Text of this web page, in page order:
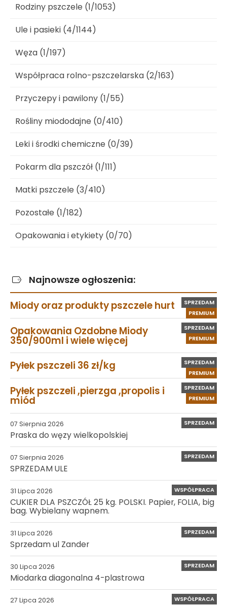
Rodziny pszczele (1/1053)
Ule i pasieki (4/1144)
Węza (1/197)
Współpraca rolno-pszczelarska (2/163)
Przyczepy i pawilony (1/55)
Rośliny miododajne (0/410)
Leki i środki chemiczne (0/39)
Pokarm dla pszczół (1/111)
Matki pszczele (3/410)
Pozostałe (1/182)
Opakowania i etykiety (0/70)
Najnowsze ogłoszenia:
PREMIUM
SPRZEDAM
Miody oraz produkty pszczele hurt
PREMIUM
SPRZEDAM
Opakowania Ozdobne Miody
350/900ml i wiele więcej
PREMIUM
SPRZEDAM
Pyłek pszczeli 36 zł/kg
PREMIUM
SPRZEDAM
Pyłek pszczeli ,pierzga ,propolis i
miód
07 Sierpnia 2026 SPRZEDAM
Praska do węzy wielkopolskiej
07 Sierpnia 2026 SPRZEDAM
SPRZEDAM ULE
31 Lipca 2026 WSPÓŁPRACA
CUKIER DLA PSZCZÓŁ 25 kg. POLSKI. Papier, FOLIA, big
bag. Wybielany wapnem.
31 Lipca 2026 SPRZEDAM
Sprzedam ul Zander
30 Lipca 2026 SPRZEDAM
Miodarka diagonalna 4-plastrowa
27 Lipca 2026 WSPÓŁPRACA